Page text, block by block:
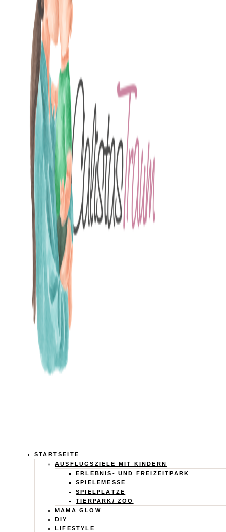
Calistas
Traum
STARTSEITE
AUSFLUGSZIELE MIT KINDERN
ERLEBNIS- UND FREIZEITPARK
SPIELEMESSE
SPIELPLÄTZE
TIERPARK/ ZOO
MAMA GLOW
DIY
LIFESTYLE